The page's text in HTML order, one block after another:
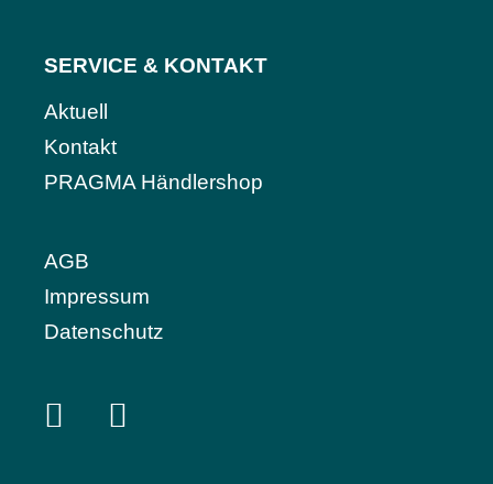
SERVICE & KONTAKT
Aktuell
Kontakt
PRAGMA Händlershop
AGB
Impressum
Datenschutz